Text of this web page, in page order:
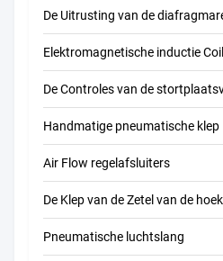
De Uitrusting van de
Elektromagnetische inductie Coil
De Controles van de
Handmatige pneumatische klep
Air Flow regelafsluiters
De Klep van de Zetel van de hoek
Pneumatische luchtslang